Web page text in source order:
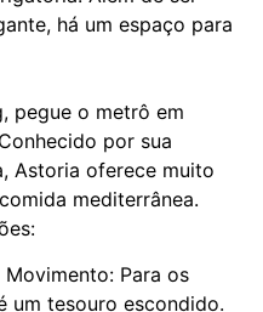
há um espaço para
pegue o metrô em
por sua
Astoria oferece muito
mediterrânea.
Para os
um tesouro escondido.